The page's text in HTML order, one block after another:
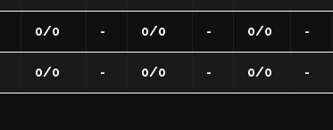
0/0 - 0/0 - 0/0 -
0/0 - 0/0 - 0/0 -